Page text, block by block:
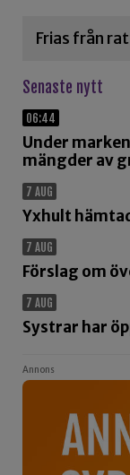
Frias från
Senaste nytt
06:44
Under
mängder av
7 AUG
Yxhult
7 AUG
Förslag om
7 AUG
Systrar har
Annons